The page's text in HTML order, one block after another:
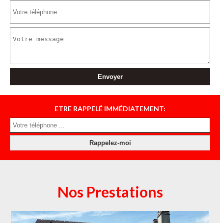
ETRE RAPPELÉ IMMÉDIATEMENT:
Nos Prestations